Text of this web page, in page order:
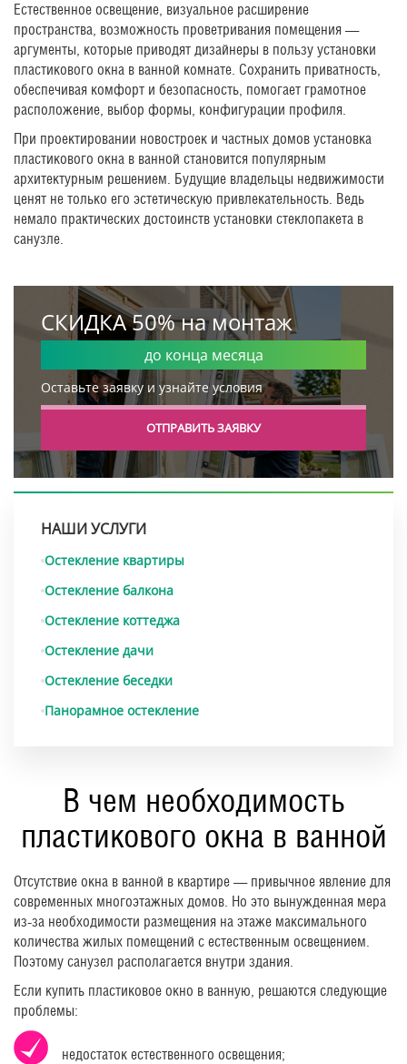
Естественное освещение, визуальное расширение
пространства, возможность проветривания помещения —
аргументы, которые приводят дизайнеры в пользу установки
пластикового окна в ванной комнате. Сохранить приватность,
обеспечивая комфорт и безопасность, помогает грамотное
расположение, выбор формы, конфигурации профиля.
При проектировании новостроек и частных домов установка
пластикового окна в ванной становится популярным
архитектурным решением. Будущие владельцы недвижимости
ценят не только его эстетическую привлекательность. Ведь
немало практических достоинств установки стеклопакета в
санузле.
СКИДКА 50% на монтаж
до конца месяца
Оставьте заявку и узнайте условия
ОТПРАВИТЬ ЗАЯВКУ
НАШИ УСЛУГИ
Остекление квартиры
Остекление балкона
Остекление коттеджа
Остекление дачи
Остекление беседки
Панорамное остекление
В чем необходимость
пластикового окна в ванной
Отсутствие окна в ванной в квартире — привычное явление для
современных многоэтажных домов. Но это вынужденная мера
из-за необходимости размещения на этаже максимального
количества жилых помещений с естественным освещением.
Поэтому санузел располагается внутри здания.
Если купить пластиковое окно в ванную, решаются следующие
проблемы:
недостаток естественного освещения;